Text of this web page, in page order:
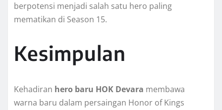
berpotensi menjadi salah satu hero paling
mematikan di Season 15.
Kesimpulan
Kehadiran hero baru HOK Devara membawa
warna baru dalam persaingan Honor of Kings